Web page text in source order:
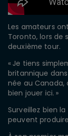
Les amateurs
Toronto, lors de
deuxième tour.
« Je tiens
britannique
née au Canada,
bien jouer ici. »
Surveillez bien
peuvent